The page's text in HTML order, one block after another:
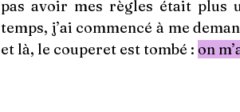
pas avoir mes règles était plus
temps, j’ai commencé à me
et là, le couperet est tombé : on